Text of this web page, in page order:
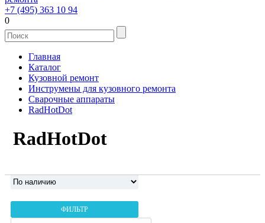
+7 (495) 363 10 94
0
Главная
Каталог
Кузовной ремонт
Инструмены для кузовного ремонта
Сварочные аппараты
RadHotDot
RadHotDot
ФИЛЬТР